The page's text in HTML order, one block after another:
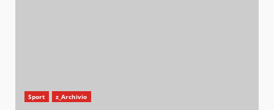
Sport z_Archivio